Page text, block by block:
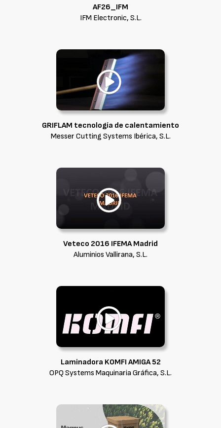
AF26_IFM
IFM Electronic, S.L.
GRIFLAM tecnología de calentamiento
Messer Cutting Systems Ibérica, S.L.
Veteco 2016 IFEMA Madrid
Aluminios Vallirana, S.L.
Laminadora KOMFI AMIGA 52
OPQ Systems Maquinaria Gráfica, S.L.